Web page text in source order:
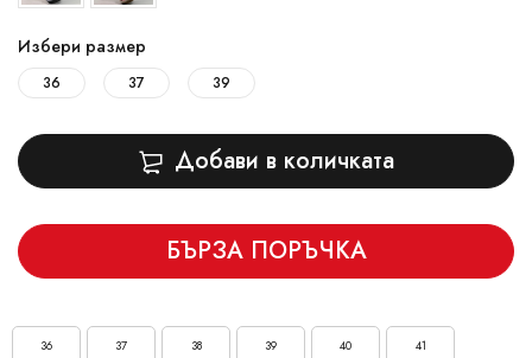
Избери размер
36 37 39
Добави в количката
БЪРЗА ПОРЪЧКА
36 37 38 39 40 41